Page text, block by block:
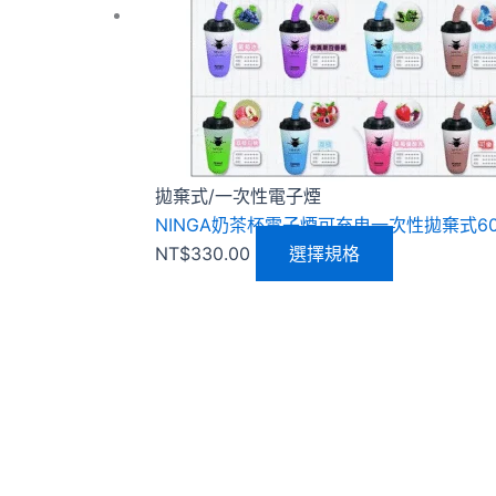
拋棄式/一次性電子煙
NINGA奶茶杯電子煙可充电一次性拋棄式
NT$330.00 選擇規格
種
款
式。
可
在
產
品
面